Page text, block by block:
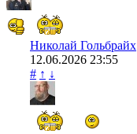
Николай Гольбрайх
12.06.2026 23:55
# ↑ ↓